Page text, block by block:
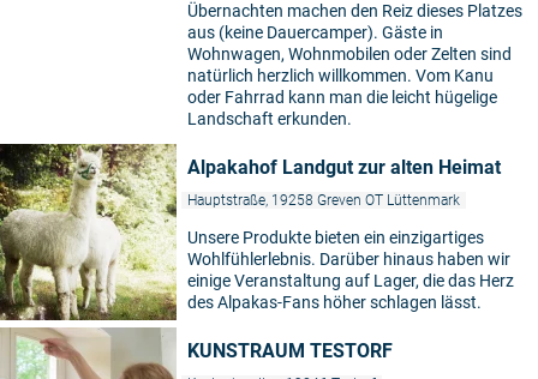
Übernachten machen den Reiz dieses Platzes
aus (keine Dauercamper). Gäste in
Wohnwagen, Wohnmobilen oder Zelten sind
natürlich herzlich willkommen. Vom Kanu
oder Fahrrad kann man die leicht hügelige
Landschaft erkunden.
Alpakahof Landgut zur alten Heimat
Hauptstraße, 19258 Greven OT Lüttenmark
Unsere Produkte bieten ein einzigartiges
Wohlfühlerlebnis. Darüber hinaus haben wir
einige Veranstaltung auf Lager, die das Herz
des Alpakas-Fans höher schlagen lässt.
KUNSTRAUM TESTORF